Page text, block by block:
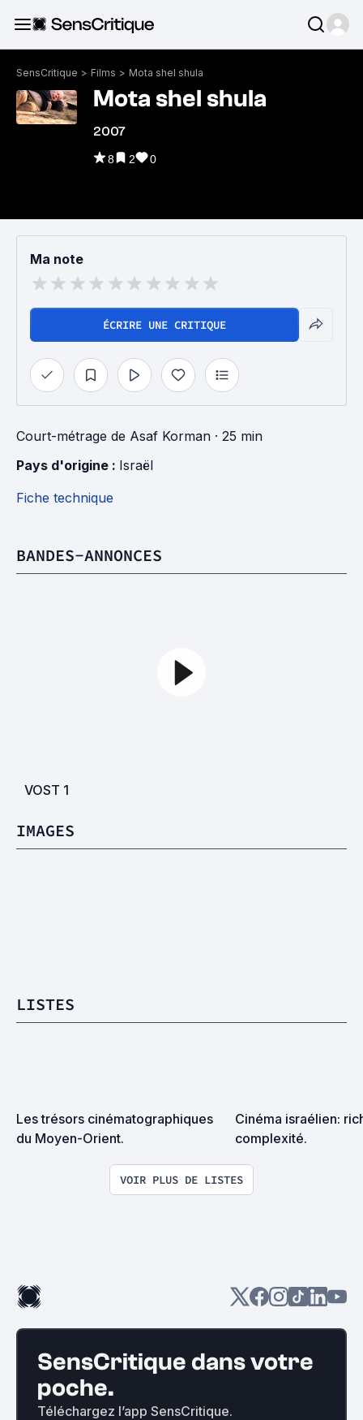
SensCritique > Films > Mota shel shula
Mota shel shula
2007
8 2 0
Ma note
ÉCRIRE UNE CRITIQUE
Court-métrage de Asaf Korman · 25 min
Pays d'origine : Israël
Fiche technique
BANDES-ANNONCES
VOST 1
IMAGES
LISTES
Les trésors cinématographiques
du Moyen-Orient.
Cinéma israélien:
complexité.
VOIR PLUS DE LISTES
SensCritique dans votre
poche.
Téléchargez l’app SensCritique.